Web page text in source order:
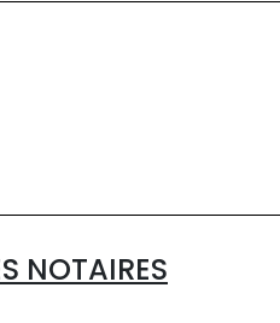
NOTAIRES